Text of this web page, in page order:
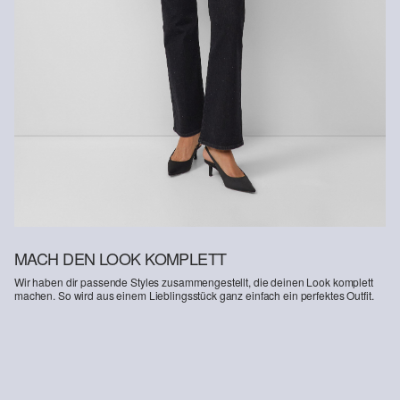
Weitere Informationen sind unserer „ Hilfe & FAQ
HIER online anmelden.
MACH DEN LOOK KOMPLETT
Wir haben dir passende Styles zusammengestellt, die deinen Look komplett
machen. So wird aus einem Lieblingsstück ganz einfach ein perfektes Outfit.